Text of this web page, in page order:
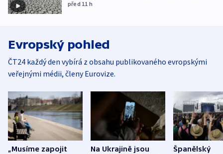
před 11 h
Evropský pohled
ČT24 každý den vybírá z obsahu publikovaného evropskými
veřejnými médii, členy Eurovize.
„Musíme zapojit
Na Ukrajině jsou
Španělský